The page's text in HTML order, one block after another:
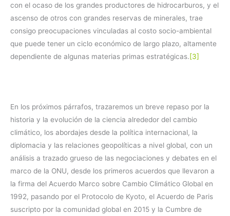
con el ocaso de los grandes productores de hidrocarburos, y el
ascenso de otros con grandes reservas de minerales, trae
consigo preocupaciones vinculadas al costo socio-ambiental
que puede tener un ciclo económico de largo plazo, altamente
dependiente de algunas materias primas estratégicas.[3]
En los próximos párrafos, trazaremos un breve repaso por la
historia y la evolución de la ciencia alrededor del cambio
climático, los abordajes desde la política internacional, la
diplomacia y las relaciones geopolíticas a nivel global, con un
análisis a trazado grueso de las negociaciones y debates en el
marco de la ONU, desde los primeros acuerdos que llevaron a
la firma del Acuerdo Marco sobre Cambio Climático Global en
1992, pasando por el Protocolo de Kyoto, el Acuerdo de Paris
suscripto por la comunidad global en 2015 y la Cumbre de